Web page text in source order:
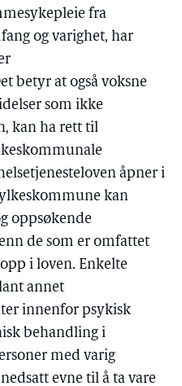
fra
og varighet, har
betyr at også voksne
som ikke
kan ha rett til
åpner i
kan
oppsøkende
de som er omfattet
i loven. Enkelte
annet
innenfor psykisk
behandling i
med varig
evne til å ta vare